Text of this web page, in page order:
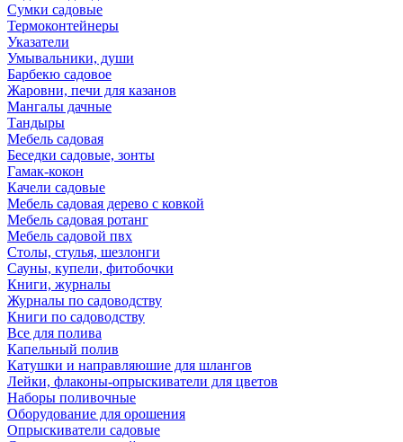
Сумки садовые
Термоконтейнеры
Указатели
Умывальники, души
Барбекю садовое
Жаровни, печи для казанов
Мангалы дачные
Тандыры
Мебель садовая
Беседки садовые, зонты
Гамак-кокон
Качели садовые
Мебель садовая дерево с ковкой
Мебель садовая ротанг
Мебель садовой пвх
Столы, стулья, шезлонги
Сауны, купели, фитобочки
Книги, журналы
Журналы по садоводству
Книги по садоводству
Все для полива
Капельный полив
Катушки и направляюшие для шлангов
Лейки, флаконы-опрыскиватели для цветов
Наборы поливочные
Оборудование для орошения
Опрыскиватели садовые